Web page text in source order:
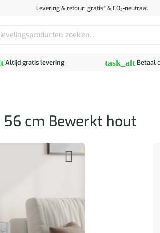
Levering & retour: gratis* & CO₂-neutraal
Altijd gratis levering task_alt Betaal
cm Bewerkt hout